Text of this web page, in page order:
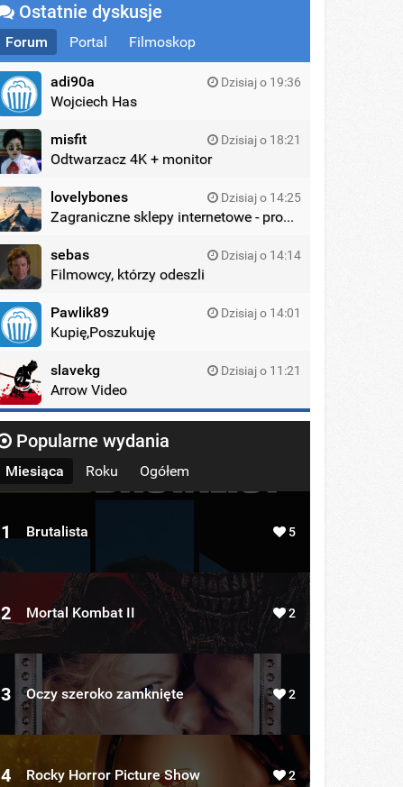
Ostatnie dyskusje
Forum Portal Filmoskop
adi90a Dzisiaj o 19:36
Wojciech Has
misfit Dzisiaj o 18:21
Odtwarzacz 4K + monitor
lovelybones Dzisiaj o 14:25
Zagraniczne sklepy internetowe - promocje
sebas Dzisiaj o 14:14
Filmowcy, którzy odeszli
Pawlik89 Dzisiaj o 14:01
Kupię,Poszukuję
slavekg Dzisiaj o 11:21
Arrow Video
Popularne wydania
Miesiąca Roku Ogółem
1 Brutalista 5
2 Mortal Kombat II 2
3 Oczy szeroko zamknięte 2
4 Rocky Horror Picture Show 2